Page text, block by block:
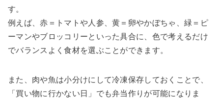
す。
例えば、赤＝トマトや人参、黄＝卵やかぼちゃ、緑＝ピ
ーマンやブロッコリーといった具合に、色で考えるだけ
でバランスよく食材を選ぶことができます。
また、肉や魚は小分けにして冷凍保存しておくことで、
「買い物に行かない日」でも弁当作りが可能になりま